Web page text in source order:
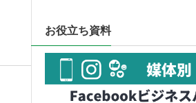
お役立ち資料